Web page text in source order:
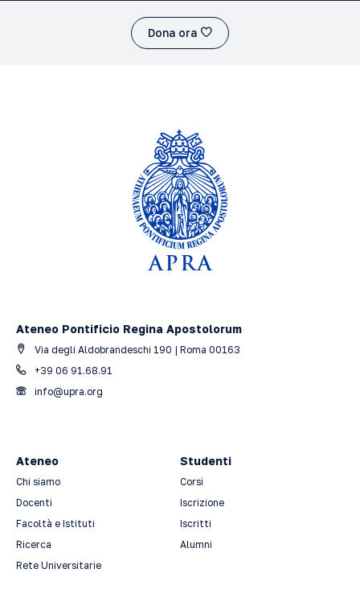
Dona ora
Ateneo Pontificio Regina Apostolorum
Via degli Aldobrandeschi 190 | Roma 00163
+39 06 91.68.91
info@upra.org
Ateneo
Chi siamo
Docenti
Facoltà e Istituti
Ricerca
Rete Universitarie
Studenti
Corsi
Iscrizione
Iscritti
Alumni